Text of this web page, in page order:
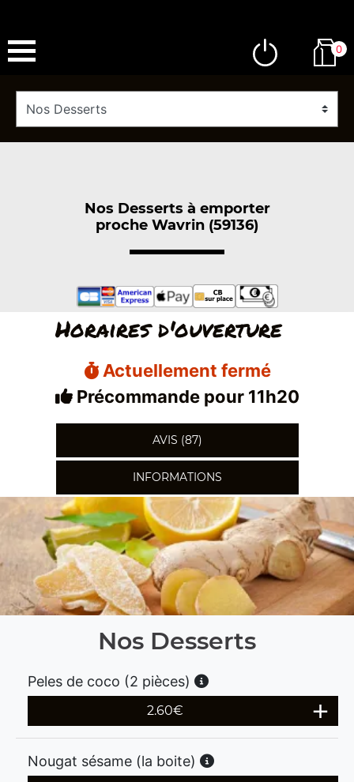
0
Nos Desserts à emporter
proche Wavrin (59136)
Horaires d'ouverture
Actuellement fermé
Précommande pour 11h20
AVIS (87)
INFORMATIONS
Nos Desserts
Peles de coco (2 pièces)
2.60€
Nougat sésame (la boite)